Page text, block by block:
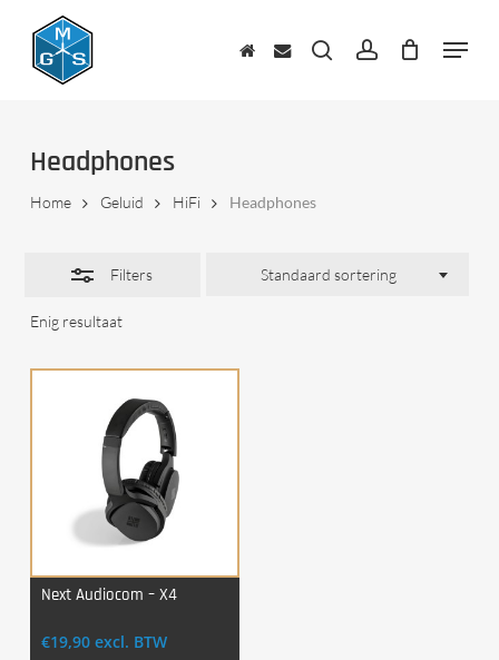
content
zoekenaccount Menu
Headphones
Home Geluid HiFi Headphones
Filters
Enig resultaat
Standaard sortering
Close
Filters
Next Audiocom – X4
€19,90 excl. BTW